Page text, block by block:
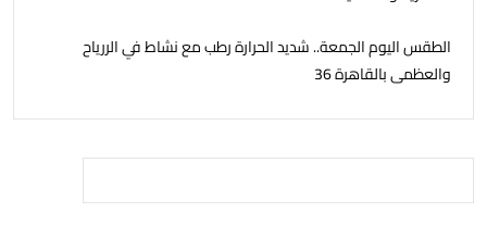
الطقس اليوم الجمعة.. شديد الحرارة رطب مع نشاط في الررياح
والعظمى بالقاهرة 36